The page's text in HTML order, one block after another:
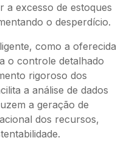
a excesso de estoques
o desperdício.
como a oferecida
o controle detalhado
rigoroso dos
a análise de dados
a geração de
dos recursos,